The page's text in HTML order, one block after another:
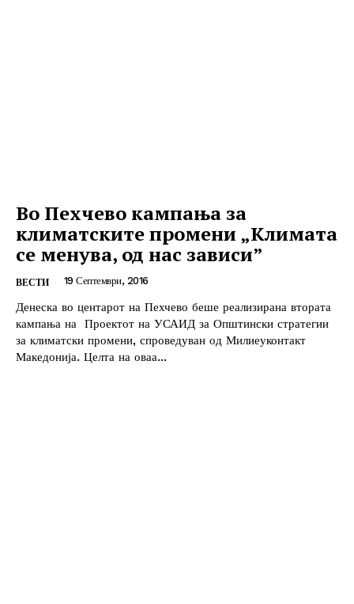
Во Пехчево кампања за
климатските промени „Климата
се менува, од нас зависи”
ВЕСТИ 19 Септември, 2016
Денеска во центарот на Пехчево беше реализирана втората
кампања на Проектот на УСАИД за Општински стратегии
за климатски промени, спроведуван од Милиеуконтакт
Македонија. Целта на оваа...